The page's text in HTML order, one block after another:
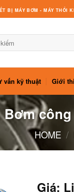
BỊ MÁY BƠM - MÁY THỔI
vấn kỹ thuật Giới
Bơm công
HOME /
Giá: